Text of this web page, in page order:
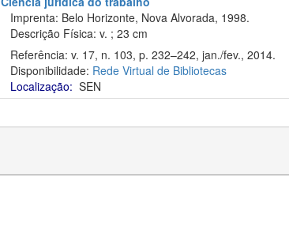
Imprenta: Belo Horizonte, Nova Alvorada, 1998.
Descrição Física: v. ; 23 cm
Referência: v. 17, n. 103, p. 232–242, jan./fev., 2014.
Disponibilidade: Rede Virtual de Bibliotecas
Localização: SEN